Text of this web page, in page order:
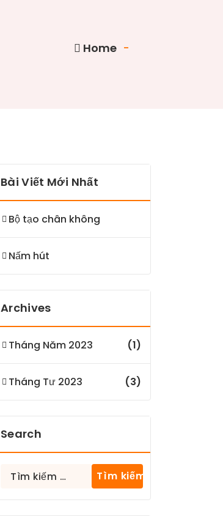
Home -
Bài Viết Mới Nhất
Bộ tạo chân không
Nấm hút
Archives
Tháng Năm 2023 (1)
Tháng Tư 2023 (3)
Search
Tìm